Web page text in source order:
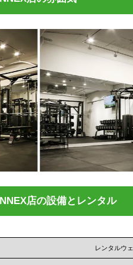
店の設備とレンタル
レンタルウ